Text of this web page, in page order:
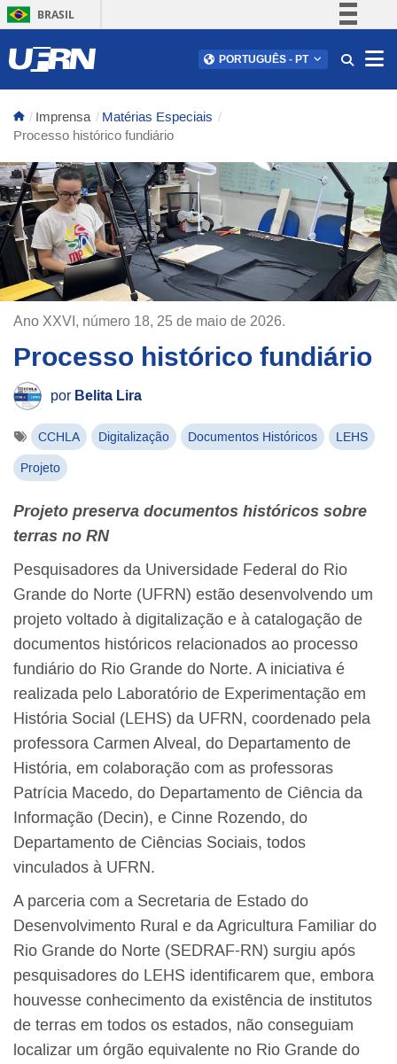
BRASIL
Comunica BR
Canais
PORTUGUÊS - PT
Imprensa
Matérias Especiais
Processo histórico fundiário
Ano XXVI, número 18, 25 de maio de 2026.
Processo histórico fundiário
por Belita Lira
CCHLA Digitalização Documentos Históricos LEHS
Projeto
Projeto preserva documentos históricos sobre
terras no RN
Pesquisadores da Universidade Federal do Rio
Grande do Norte (UFRN) estão desenvolvendo um
projeto voltado à digitalização e à catalogação de
documentos históricos relacionados ao processo
fundiário do Rio Grande do Norte. A iniciativa é
realizada pelo Laboratório de Experimentação em
História Social (LEHS) da UFRN, coordenado pela
professora Carmen Alveal, do Departamento de
História, em colaboração com as professoras
Patrícia Macedo, do Departamento de Ciência da
Informação (Decin), e Cinne Rozendo, do
Departamento de Ciências Sociais, todos
vinculados à UFRN.
A parceria com a Secretaria de Estado do
Desenvolvimento Rural e da Agricultura Familiar do
Rio Grande do Norte (SEDRAF-RN) surgiu após
pesquisadores do LEHS identificarem que, embora
houvesse conhecimento da existência de institutos
de terras em todos os estados, não conseguiam
localizar um órgão equivalente no Rio Grande do